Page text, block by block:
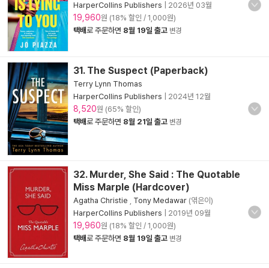
HarperCollins Publishers
2026년 03월
19,960원 (18% 할인 / 1,000원)
택배로 주문하면 8월 19일 출고 변경
31. The Suspect (Paperback)
Terry Lynn Thomas
HarperCollins Publishers
2024년 12월
8,520원 (65% 할인)
택배로 주문하면 8월 21일 출고 변경
32. Murder, She Said : The Quotable
Miss Marple (Hardcover)
Agatha Christie Tony Medawar (엮은이)
HarperCollins Publishers
2019년 09월
19,960원 (18% 할인 / 1,000원)
택배로 주문하면 8월 19일 출고 변경